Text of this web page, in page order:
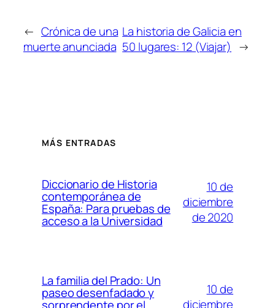
← Crónica de una
muerte anunciada
La historia de Galicia en
50 lugares: 12 (Viajar) →
MÁS ENTRADAS
Diccionario de Historia
contemporánea de
España: Para pruebas de
acceso a la Universidad
10 de
diciembre
de 2020
La familia del Prado: Un
paseo desenfadado y
10 de
diciembre